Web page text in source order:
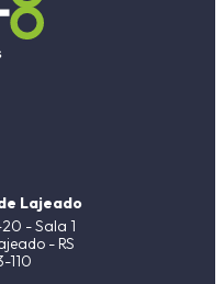
Lajeado
- Sala 1
- RS
110